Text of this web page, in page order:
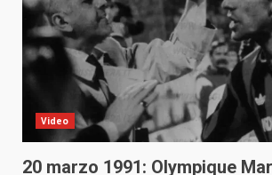
Video
20 marzo 1991: Olympique